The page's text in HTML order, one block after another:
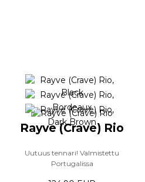
Rayve (Crave) Rio
Uutuus tennari! Valmistettu
Portugalissa